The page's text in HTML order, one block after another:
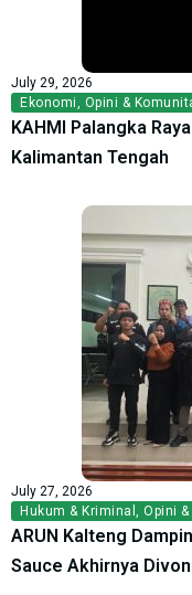
July 29, 2026
Ekonomi
Opini &
KAHMI Palangka
Kalimantan Tengah
July 27, 2026
Hukum & Kriminal
Opini
ARUN Kalteng
Sauce Akhirnya